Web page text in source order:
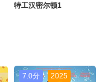
特工汉密尔顿1
7.0分 2025